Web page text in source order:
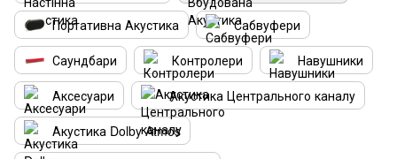
Портативна Акустика
Сабвуфери
Саундбари
Контролери
Навушники
Аксесуари
Акустика Центрального каналу
Акустика Dolby Atmos